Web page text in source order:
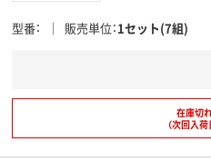
型番 販売単位 1セット(7組)
在庫切
（次回入荷